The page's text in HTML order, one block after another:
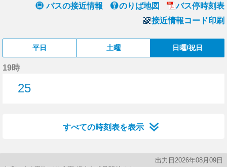
バスの接近情報 のりば地図
バス停時刻表
接近情報コード印刷
平日 土曜 日曜/祝日
19時
25
すべての時刻表を表示
出力日2026年08月09日